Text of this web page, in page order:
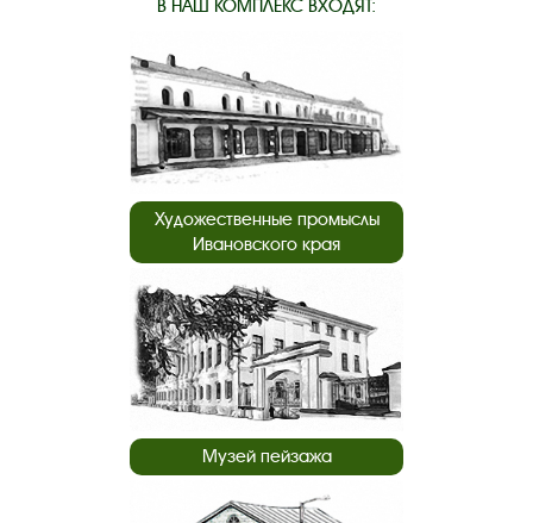
В НАШ КОМПЛЕКС ВХОДЯТ:
Художественные промыслы
Ивановского края
Музей пейзажа